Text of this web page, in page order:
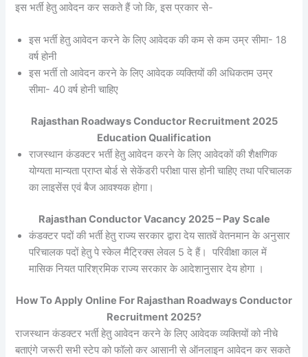
इस भर्ती हेतु आवेदन कर सकते हैं जो कि, इस प्रकार से-
इस भर्ती हेतु आवेदन करने के लिए आवेदक की कम से कम उम्र सीमा- 18
वर्ष होनी
इस भर्ती तो आवेदन करने के लिए आवेदक व्यक्तियों की अधिकतम उम्र
सीमा- 40 वर्ष होनी चाहिए
Rajasthan Roadways Conductor Recruitment 2025
Education Qualification
राजस्थान कंडक्टर भर्ती हेतु आवेदन करने के लिए आवेदकों की शैक्षणिक
योग्यता मान्यता प्राप्त बोर्ड से सेकेंडरी परीक्षा पास होनी चाहिए तथा परिचालक
का लाइसेंस एवं बैज आवश्यक होगा।
Rajasthan Conductor Vacancy 2025 – Pay Scale
कंडक्टर पदों की भर्ती हेतु राज्य सरकार द्वारा देय सातवें वेतनमान के अनुसार
परिचालक पदों हेतु पे स्केल मैट्रिक्स लेवल 5 दे हैं। परिवीक्षा काल में
मासिक नियत पारिश्रमिक राज्य सरकार के आदेशानुसार देय होगा ।
How To Apply Online For Rajasthan Roadways Conductor
Recruitment 2025?
राजस्थान कंडक्टर भर्ती हेतु आवेदन करने के लिए आवेदक व्यक्तियों को नीचे
बताएंगे जरूरी सभी स्टेप को फॉलो कर आसानी से ऑनलाइन आवेदन कर सकते